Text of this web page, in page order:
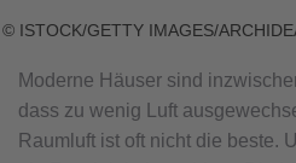
© ISTOCK/GETTY IMAGES/
Moderne Häuser sind
dass zu wenig Luft
Raumluft ist oft nicht die beste.